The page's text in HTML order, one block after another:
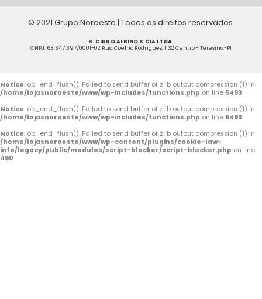
c
e
b
o
o
k
-
f
u
t
u
b
e
s
t
a
g
r
a
m
© 2021 Grupo Noroeste | Todos os direitos reservados.
B. CIRILO ALBINO & CIA LTDA.
CNPJ: 63.347.397/0001-02 Rua Coelho Rodrigues, 1132 Centro - Teresina-PI
Notice: ob_end_flush(): Failed to send buffer of zlib output compression (1) in
/home/lojasnoroeste/www/wp-includes/functions.php on line 5493
Notice: ob_end_flush(): Failed to send buffer of zlib output compression (1) in
/home/lojasnoroeste/www/wp-includes/functions.php on line 5493
Notice: ob_end_flush(): Failed to send buffer of zlib output compression (1) in
/home/lojasnoroeste/www/wp-content/plugins/cookie-law-
info/legacy/public/modules/script-blocker/script-blocker.php on line
490